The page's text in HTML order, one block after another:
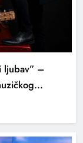
ljubav” –